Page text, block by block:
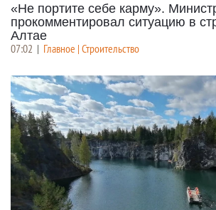
«Не портите себе карму».
прокомментировал ситуацию в
Алтае
07:02 | Главное | Строительство